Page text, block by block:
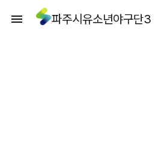
파주시유소년야구단3